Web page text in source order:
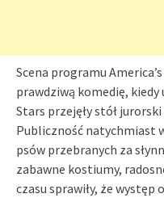
Scena programu
prawdziwą komedię,
Stars przejęły stół
Publiczność natychmiast
psów przebranych za
zabawne kostiumy,
czasu sprawiły, że występ